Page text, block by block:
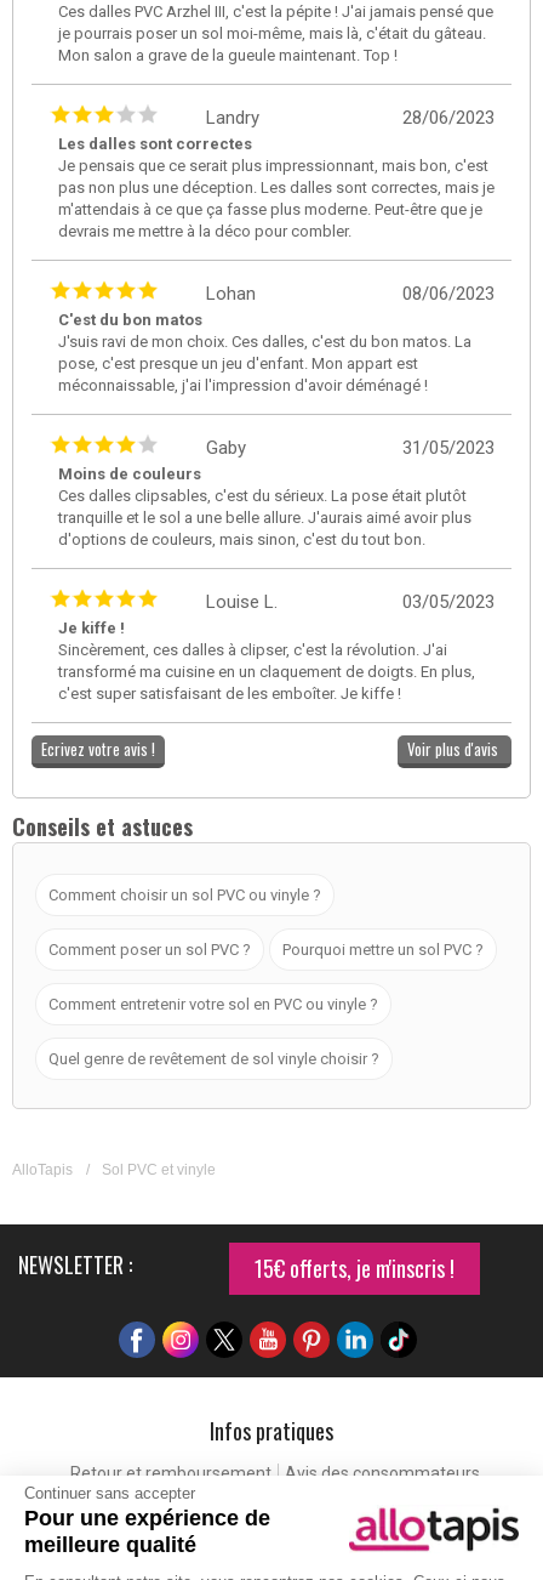
Continuer sans accepter
Pour une expérience de
meilleure qualité
Ces dalles PVC Arzhel III, c'est la pépite ! J'ai jamais pensé que
je pourrais poser un sol moi-même, mais là, c'était du gâteau.
Mon salon a grave de la gueule maintenant. Top !
28/06/2023
Landry
Les dalles sont correctes
Je pensais que ce serait plus impressionnant, mais bon, c'est
pas non plus une déception. Les dalles sont correctes, mais je
m'attendais à ce que ça fasse plus moderne. Peut-être que je
devrais me mettre à la déco pour combler.
08/06/2023
Lohan
C'est du bon matos
J'suis ravi de mon choix. Ces dalles, c'est du bon matos. La
pose, c'est presque un jeu d'enfant. Mon appart est
méconnaissable, j'ai l'impression d'avoir déménagé !
31/05/2023
Gaby
Moins de couleurs
Ces dalles clipsables, c'est du sérieux. La pose était plutôt
tranquille et le sol a une belle allure. J'aurais aimé avoir plus
d'options de couleurs, mais sinon, c'est du tout bon.
03/05/2023
Louise L.
Je kiffe !
Sincèrement, ces dalles à clipser, c'est la révolution. J'ai
transformé ma cuisine en un claquement de doigts. En plus,
c'est super satisfaisant de les emboîter. Je kiffe !
Ecrivez votre avis ! Voir plus d'avis
Conseils et astuces
Comment choisir un sol PVC ou vinyle ?
Comment poser un sol PVC ? Pourquoi mettre un sol PVC ?
Comment entretenir votre sol en PVC ou vinyle ?
Quel genre de revêtement de sol vinyle choisir ?
AlloTapis / Sol PVC et vinyle
NEWSLETTER : 15€ offerts, je m'inscris !
Infos pratiques
Retour et remboursement
Avis des consommateurs
Tapis et paillasson personnalisé
Labels de qualité
Eco-participation
Vos avantages